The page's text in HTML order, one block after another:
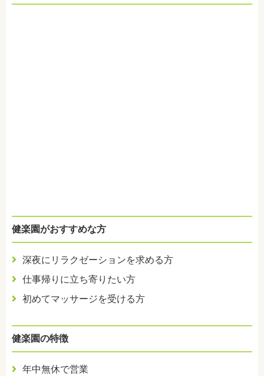
健楽園がおすすめな方
深夜にリラクゼーションを求める方
仕事帰りに立ち寄りたい方
初めてマッサージを受ける方
健楽園の特徴
年中無休で営業